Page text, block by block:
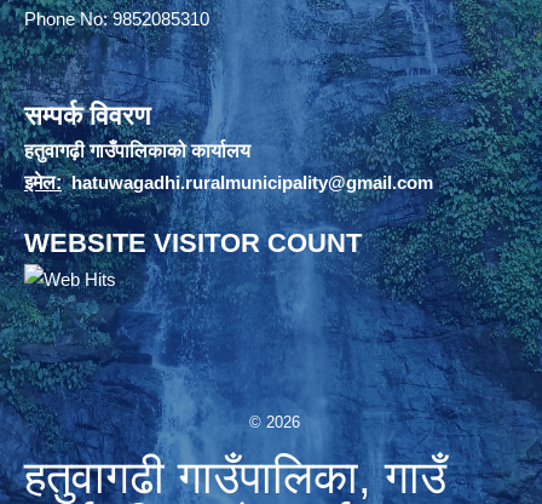
Phone No: 9852085310
सम्पर्क विवरण
हतुवागढ़ी गाउँपालिकाको कार्यालय
इमेल: hatuwagadhi.ruralmunicipality@gmail.com
WEBSITE VISITOR COUNT
© 2026
हतुवागढी गाउँपालिका, गाउँ